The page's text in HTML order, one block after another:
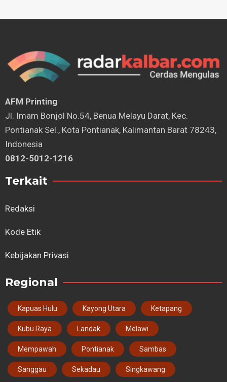
AFM Printing
⁠Jl. Imam Bonjol No.54, Benua Melayu Darat, Kec.
Pontianak Sel., Kota Pontianak, Kalimantan Barat 78243,
Indonesia
0812-5012-1216
Terkait
Redaksi
Kode Etik
Kebijakan Privasi
Regional
Kapuas Hulu Kayong Utara Ketapang
Kubu Raya Landak Melawi
Mempawah Pontianak Sambas
Sanggau Sekadau Singkawang